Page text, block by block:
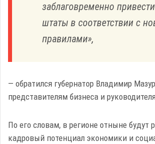
заблаговременно
штаты в соответствии с
правилами»,
— обратился губернатор Владимир
представителям бизнеса и
По его словам, в регионе отныне будут
кадровый потенциал экономики и